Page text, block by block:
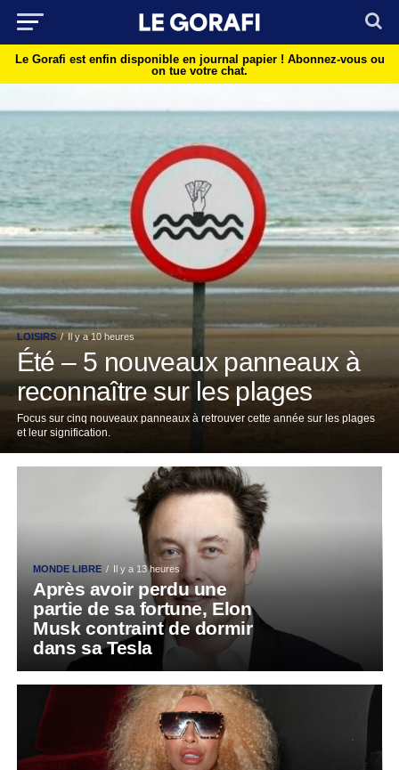
Le Gorafi est enfin disponible en journal papier ! Abonnez-vous ou
on tue votre chat.
LOISIRS Il y a 10 heures
Été – 5 nouveaux panneaux à
reconnaître sur les plages
Focus sur cinq nouveaux panneaux à retrouver cette année sur les plages
et leur signification.
MONDE LIBRE Il y a 13 heures
Après avoir perdu une
partie de sa fortune, Elon
Musk contraint de dormir
dans sa Tesla